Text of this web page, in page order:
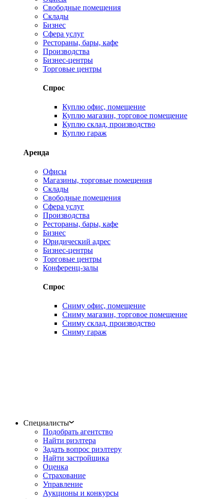
Свободные помещения
Склады
Бизнес
Сфера услуг
Рестораны, бары, кафе
Производства
Бизнес-центры
Торговые центры
Спрос
Куплю офис, помещение
Куплю магазин, торговое помещение
Куплю склад, производство
Куплю гараж
Аренда
Офисы
Магазины, торговые помещения
Склады
Свободные помещения
Сфера услуг
Производства
Рестораны, бары, кафе
Бизнес
Юридический адрес
Бизнес-центры
Торговые центры
Конференц-залы
Спрос
Сниму офис, помещение
Сниму магазин, торговое помещение
Сниму склад, производство
Сниму гараж
Специалисты
Подобрать агентство
Найти риэлтера
Задать вопрос риэлтеру
Найти застройщика
Оценка
Страхование
Управление
Аукционы и конкурсы